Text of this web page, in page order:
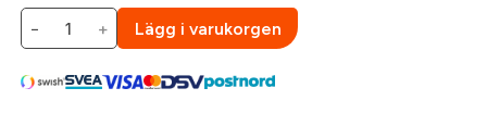
− + Lägg i varukorgen
fakturabetalning och tillgång till orderhistorik.
automatiskt enligt dina inställningar.
Org. nummer